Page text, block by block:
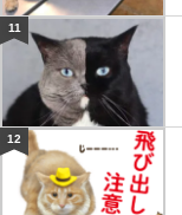
11
12